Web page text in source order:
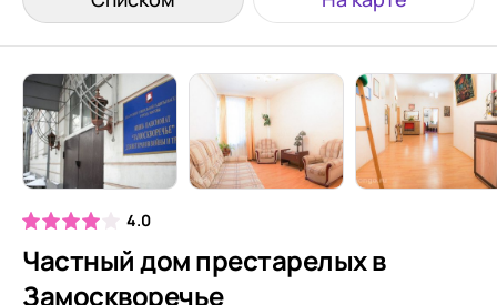
4.0
Частный дом престарелых в
Замоскворечье